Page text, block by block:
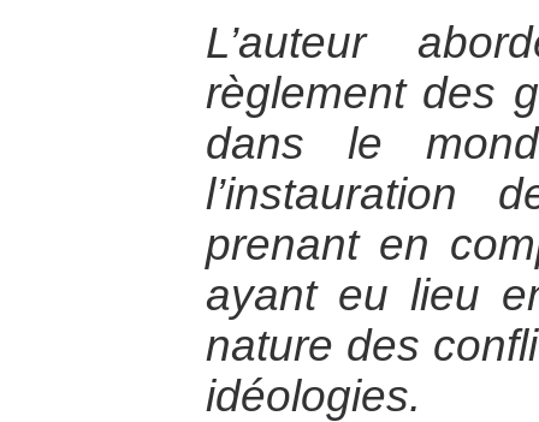
L’auteur
règlement des
dans le
prenant en
ayant eu lieu
nature des
idéologies.